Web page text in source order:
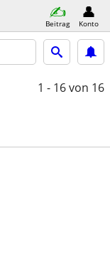
Beitrag Konto
1 - 16von 16